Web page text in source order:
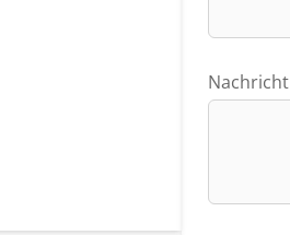
Nachricht